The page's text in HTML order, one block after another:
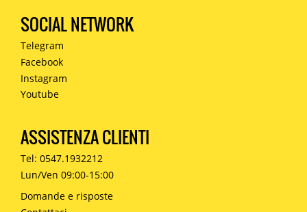
SOCIAL NETWORK
Telegram
Facebook
Instagram
Youtube
ASSISTENZA CLIENTI
Tel: 0547.1932212
Lun/Ven 09:00-15:00
Domande e risposte